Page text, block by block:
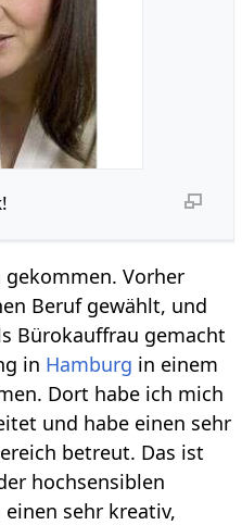
Vorher
Beruf gewählt, und
Bürokauffrau gemacht
in Hamburg in einem
Dort habe ich mich
und habe einen sehr
betreut. Das ist
hochsensiblen
einen sehr kreativ,